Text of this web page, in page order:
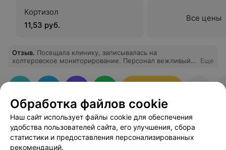
Кортизол
11,53 руб.
Все цены
Отзыв. Посещала клинику, записывалась на
холтеровское мониторирование. Персонал вежливый,
находиться.
Еще
Обработка файлов cookie
Наш сайт использует файлы cookie для обеспечения
удобства пользователей сайта, его улучшения, сбора
статистики и предоставления персонализированных
рекомендаций.